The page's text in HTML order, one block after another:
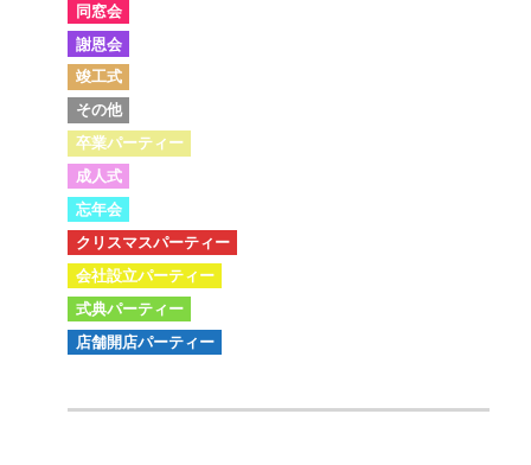
同窓会
謝恩会
竣工式
その他
卒業パーティー
成人式
忘年会
クリスマスパーティー
会社設立パーティー
式典パーティー
店舗開店パーティー